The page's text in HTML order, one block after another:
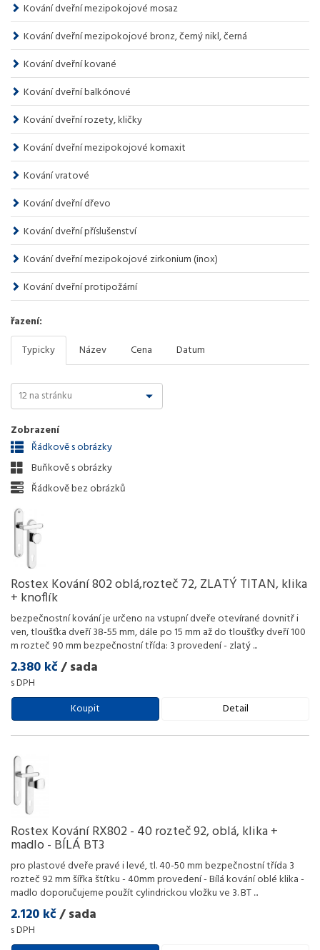
Kování dveřní mezipokojové mosaz
Kování dveřní mezipokojové bronz, černý nikl, černá
Kování dveřní kované
Kování dveřní balkónové
Kování dveřní rozety, kličky
Kování dveřní mezipokojové komaxit
Kování vratové
Kování dveřní dřevo
Kování dveřní příslušenství
Kování dveřní mezipokojové zirkonium (inox)
Kování dveřní protipožární
řazení:
Typicky
Název Cena Datum
Zobrazení
Řádkově s obrázky
Buňkově s obrázky
Řádkově bez obrázků
Rostex Kování 802 oblá,rozteč 72, ZLATÝ TITAN, klika
+ knoflík
bezpečnostní kování je určeno na vstupní dveře otevírané dovnitř i
ven, tloušťka dveří 38-55 mm, dále po 15 mm až do tloušťky dveří 100
m rozteč 90 mm bezpečnostní třída: 3 provedení - zlatý...
2.380 kč/ sada
s DPH
Koupit
Detail
Rostex Kování RX802 - 40 rozteč 92, oblá, klika +
madlo - BÍLÁ BT3
pro plastové dveře pravé i levé, tl. 40-50 mm bezpečnostní třída 3
rozteč 92 mm šířka štítku - 40mm provedení - Bílá kování oblé klika -
madlo doporučujeme použít cylindrickou vložku ve 3. BT...
2.120 kč/ sada
s DPH